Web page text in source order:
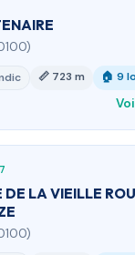
📏 723 m 🏠 9
DE LA VIEILLE